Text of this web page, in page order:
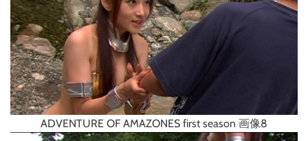
ADVENTURE OF AMAZONES first season 画像8